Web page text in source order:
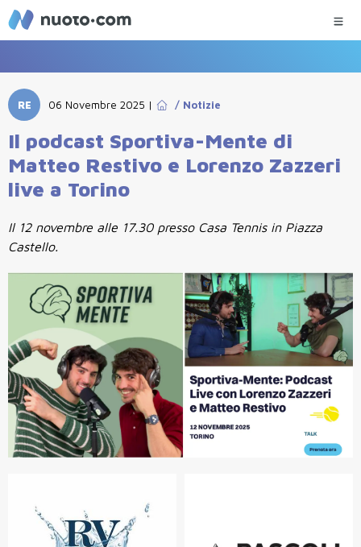
RE 06 Novembre 2025 | / Notizie
Il podcast Sportiva-Mente di
Matteo Restivo e Lorenzo Zazzeri
live a Torino
Il 12 novembre alle 17.30 presso Casa Tennis in Piazza
Castello.